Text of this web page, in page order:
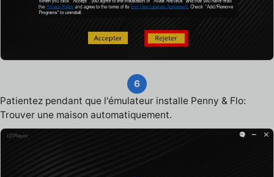
6
Patientez pendant que l'émulateur installe Penny & Flo:
Trouver une maison automatiquement.